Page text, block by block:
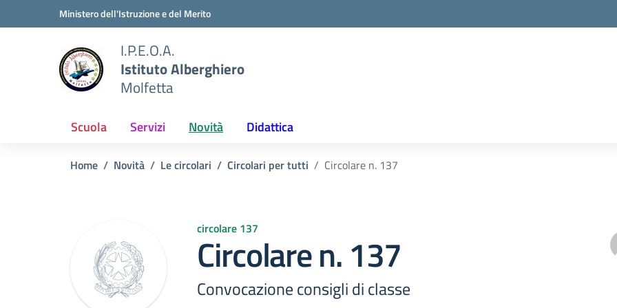
Vai ai contenuti
Vai al menu di navigazioneMinistero dell'Istruzione e del Merito
I.P.E.O.A.
Istituto Alberghiero
Molfetta
Scuola Servizi Novità Didattica
Home Novità Le circolari Circolari per tutti Circolare n. 137
circolare 137
Circolare n. 137
Convocazione consigli di classe